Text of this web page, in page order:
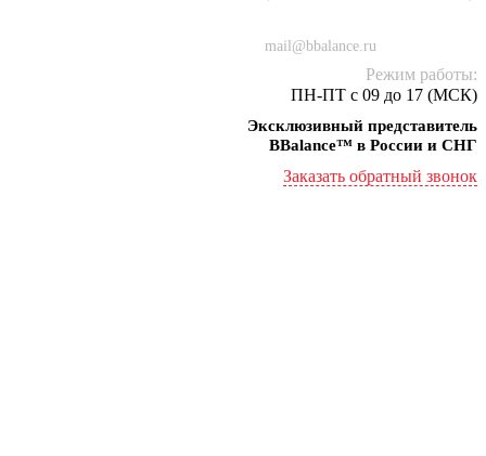
mail@bbalance.ru
Режим работы:
ПН-ПТ с 09 до 17 (МСК)
Эксклюзивный представитель
BBalance™ в России и СНГ
Заказать обратный звонок